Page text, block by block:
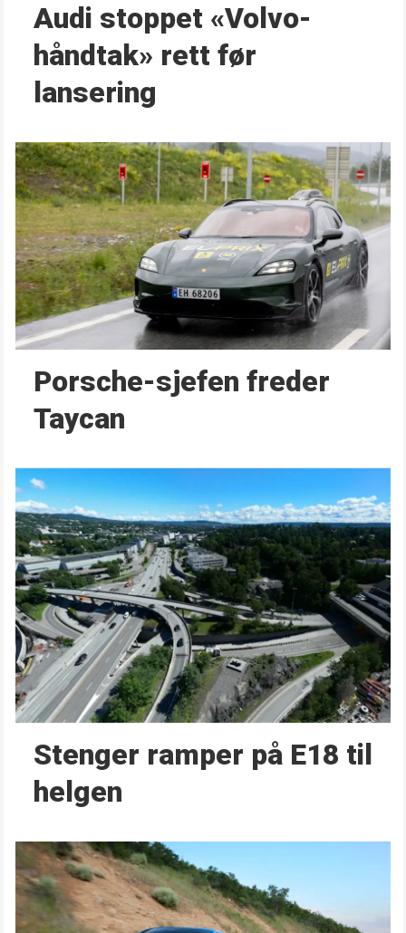
Audi stoppet «Volvo-
håndtak» rett før
lansering
Porsche-sjefen freder
Taycan
Stenger ramper på E18 til
helgen